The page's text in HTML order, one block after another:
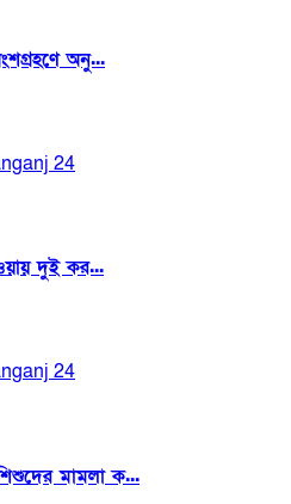
অনু...
24
দুই কর...
24
মামলা ক...